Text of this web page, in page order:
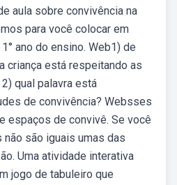
aula sobre convivência na
para você colocar em
ano do ensino. Web1) de
criança está respeitando as
qual palavra está
de convivência? Websses
espaços de convivê. Se você
são iguais umas das
Uma atividade interativa
jogo de tabuleiro que